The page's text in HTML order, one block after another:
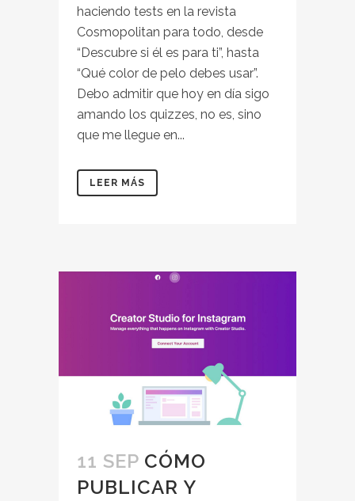
haciendo tests en la revista
Cosmopolitan para todo, desde
“Descubre si él es para ti”, hasta
“Qué color de pelo debes usar”.
Debo admitir que hoy en día sigo
amando los quizzes, no es, sino
que me llegue en...
LEER MÁS
11 SEP CÓMO
PUBLICAR Y